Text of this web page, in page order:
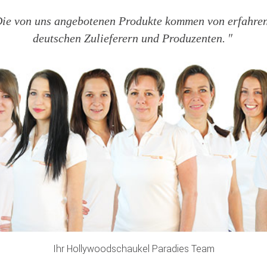
von uns angebotenen Produkte kommen von
deutschen Zulieferern und Produzenten.
Ihr Hollywoodschaukel Paradies Team